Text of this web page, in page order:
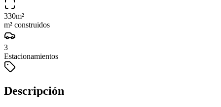
330m²
m² construidos
3
Estacionamientos
Descripción